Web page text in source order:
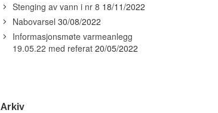
Stenging av vann i nr 8 18/11/2022
Nabovarsel 30/08/2022
Informasjonsmøte varmeanlegg
19.05.22 med referat 20/05/2022
Arkiv